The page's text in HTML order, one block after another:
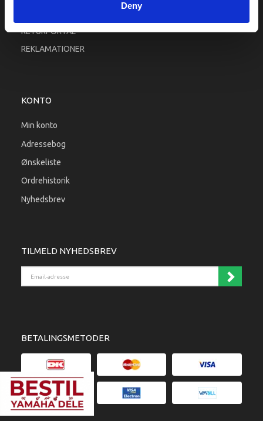
Deny
RETURPORTAL
REKLAMATIONER
KONTO
Min konto
Adressebog
Ønskeliste
Ordrehistorik
Nyhedsbrev
TILMELD NYHEDSBREV
BETALINGSMETODER